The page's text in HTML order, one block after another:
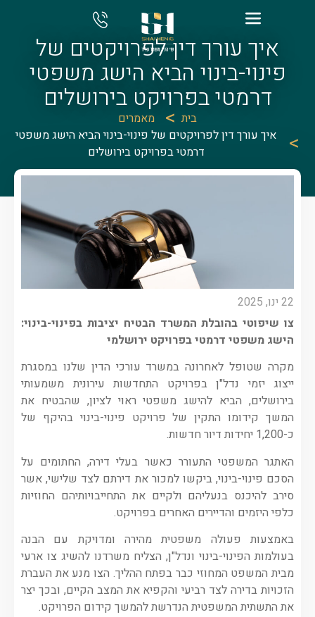
איך עורך דין לפרויקטים של
פינוי-בינוי הביא הישג משפטי
דרמטי בפרויקט בירושלים
בית
מאמרים
איך עורך דין לפרויקטים של פינוי-בינוי הביא הישג משפטי
דרמטי בפרויקט בירושלים
22 ינו, 2025
צו שיפוטי בהובלת המשרד הבטיח יציבות בפינוי-בינוי:
הישג משפטי דרמטי בפרויקט ירושלמי
מקרה שטופל לאחרונה במשרד עורכי הדין שלנו במסגרת
ייצוג יזמי נדל"ן בפרויקט התחדשות עירונית משמעותי
בירושלים, הביא להישג משפטי ראוי לציון, שהבטיח את
המשך קידומו התקין של פרויקט פינוי-בינוי בהיקף של
כ-1,200 יחידות דיור חדשות.
האתגר המשפטי התעורר כאשר בעלי דירה, החתומים על
הסכם פינוי-בינוי, ביקשו למכור את דירתם לצד שלישי, אשר
סירב להיכנס בנעליהם ולקיים את התחייבויותיהם החוזיות
כלפי היזמים והדיירים האחרים בפרויקט.
באמצעות פעולה משפטית מהירה ומדויקת עם הבנה
בעולמות הפינוי-בינוי ונדל"ן, הצליח משרדנו להשיג צו ארעי
מבית המשפט המחוזי כבר בפתח ההליך. הצו מנע את העברת
הזכויות בדירה לצד רביעי והקפיא את המצב הקיים, ובכך יצר
את התשתית המשפטית הנדרשת להמשך קידום הפרויקט.